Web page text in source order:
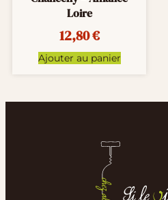
Loire
12,80€
Ajouter au panier